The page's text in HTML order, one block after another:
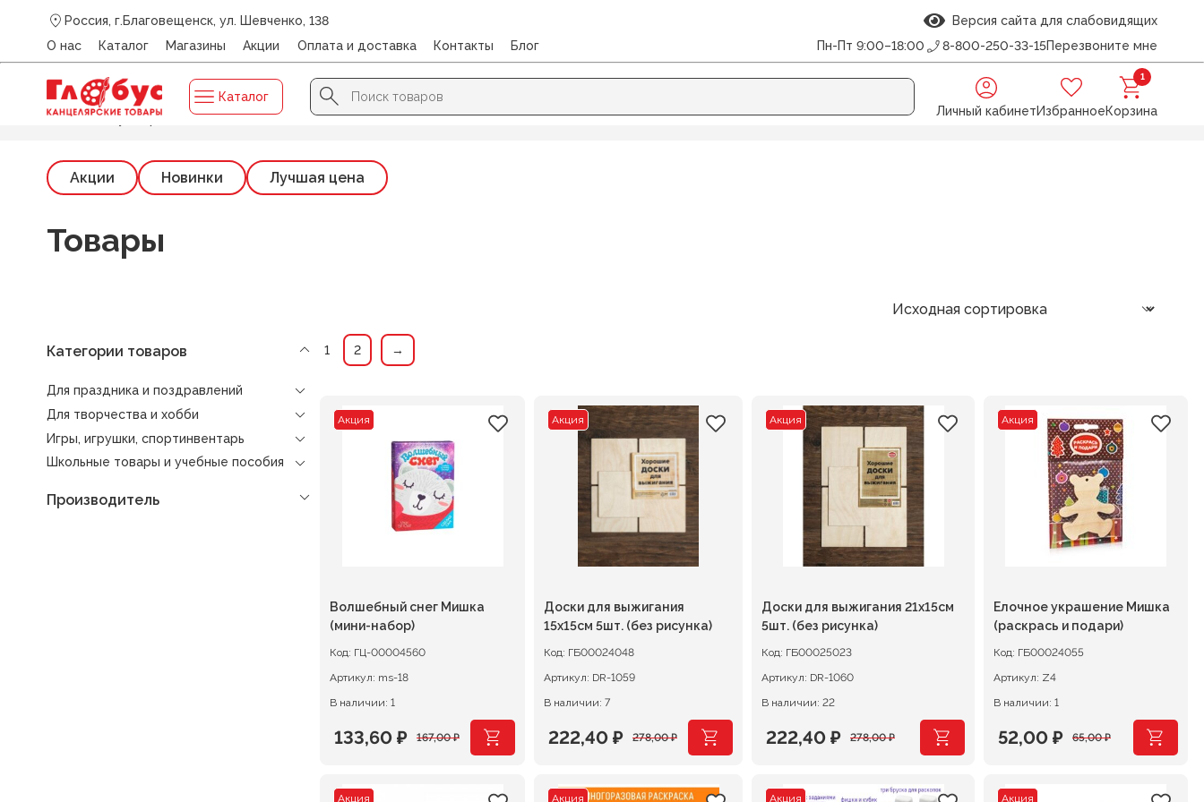
Россия, г.Благовещенск, ул. Шевченко, 138
Версия сайта для слабовидящих
О нас
Каталог Магазины Акции Оплата и доставка Контакты Блог Пн-Пт 9:00–18:00 8-800-250-33-15Перезвоните мне
Каталог
Search
for:
Search Button
Личный кабинетИзбранное
1
Корзина
Главная /Бумбарам
Акции Новинки Лучшая цена
Товары
Категории товаров
Для праздника и поздравлений
Для творчества и хобби
Игры, игрушки, спортинвентарь
Школьные товары и учебные пособия
Производитель
1 2 →
Акция
Волшебный снег Мишка
(мини-набор)
Код: ГЦ-00004560
Артикул: ms-18
В наличии: 1
167,00₽
Первоначальная
133,60 ₽
Текущая
Акция
Доски для выжигания
15х15см 5шт. (без рисунка)
Код: ГБ00024048
Артикул: DR-1059
В наличии: 7
278,00₽
Первоначальная
222,40 ₽
Текущая
Акция
Доски для выжигания 21х15см
5шт. (без рисунка)
Код: ГБ00025023
Артикул: DR-1060
В наличии: 22
278,00₽
Первоначальная
222,40 ₽
Текущая
Акция
Елочное украшение Мишка
(раскрась и подари)
Код: ГБ00024055
Артикул: Z4
В наличии: 1
65,00₽
Первоначальная
52,00 ₽
Текущая
Акция Акция Акция Акция